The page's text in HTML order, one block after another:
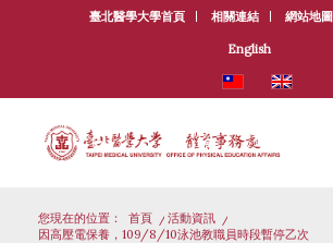
臺北醫學大學首頁 相關連結 網站地圖
English
您現在的位置： 首頁 / 活動資訊
/
因高壓電保養，109/8/10泳池教職員時段暫停乙次